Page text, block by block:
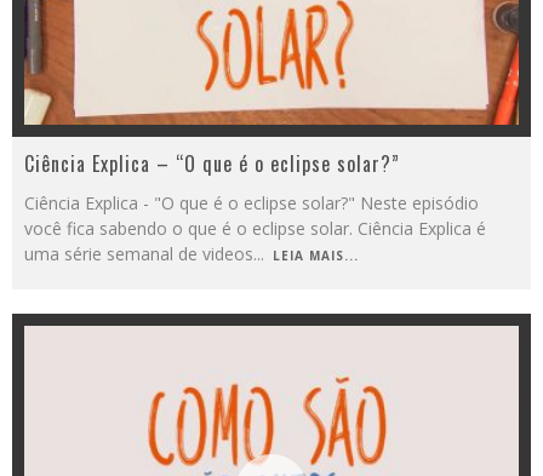
Ciência Explica – “O que é o eclipse solar?”
Ciência Explica - "O que é o eclipse solar?" Neste episódio
você fica sabendo o que é o eclipse solar. Ciência Explica é
uma série semanal de videos... LEIA MAIS...